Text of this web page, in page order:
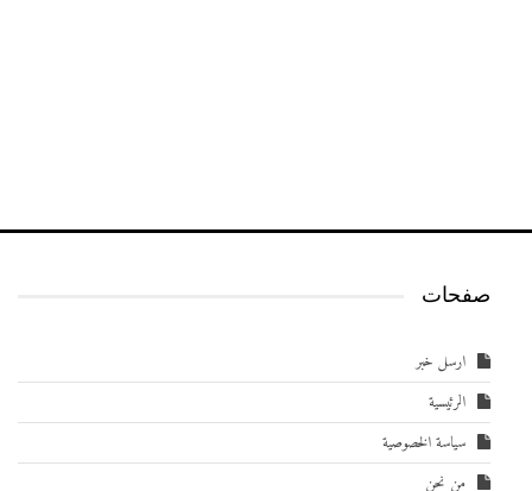
صفحات
ارسل خبر
الرئيسية
سياسة الخصوصية
من نحن